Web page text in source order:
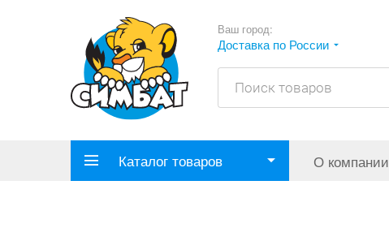
Ваш город:
Доставка по России
Каталог товаров О компании